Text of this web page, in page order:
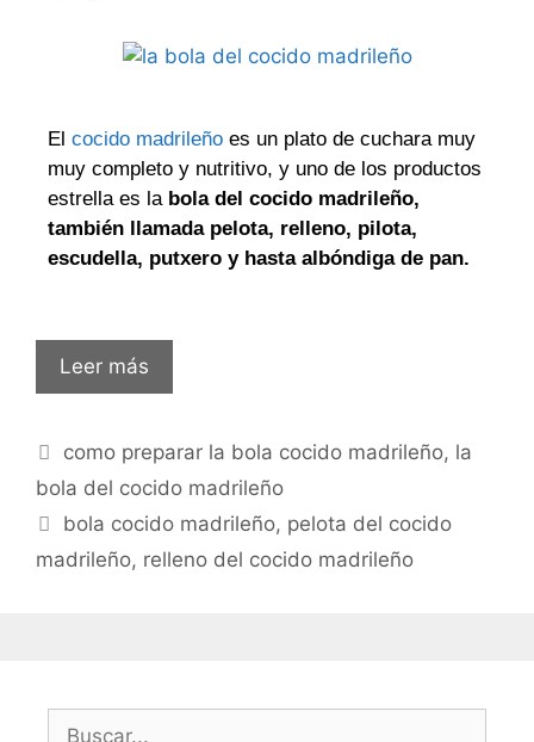
El cocido madrileño es un plato de cuchara muy
muy completo y nutritivo, y uno de los productos
estrella es la bola del cocido madrileño,
también llamada pelota, relleno, pilota,
escudella, putxero y hasta albóndiga de pan.
Leer más
como preparar la bola cocido madrileño, la
bola del cocido madrileño
bola cocido madrileño, pelota del cocido
madrileño, relleno del cocido madrileño